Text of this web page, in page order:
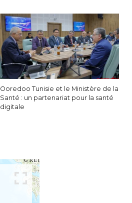
Ooredoo Tunisie et le Ministère de la
Santé : un partenariat pour la santé
digitale